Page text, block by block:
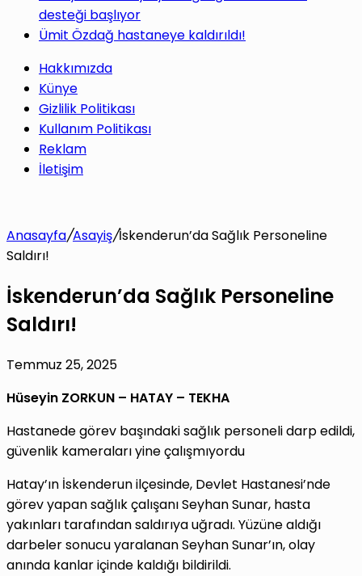
desteği başlıyor
Ümit Özdağ hastaneye kaldırıldı!
Hakkımızda
Künye
Gizlilik Politikası
Kullanım Politikası
Reklam
İletişim
Anasayfa/Asayiş/İskenderun’da Sağlık Personeline
Saldırı!
İskenderun’da Sağlık Personeline
Saldırı!
Temmuz 25, 2025
Hüseyin ZORKUN – HATAY – TEKHA
Hastanede görev başındaki sağlık personeli darp edildi,
güvenlik kameraları yine çalışmıyordu
Hatay’ın İskenderun ilçesinde, Devlet Hastanesi’nde
görev yapan sağlık çalışanı Seyhan Sunar, hasta
yakınları tarafından saldırıya uğradı. Yüzüne aldığı
darbeler sonucu yaralanan Seyhan Sunar’ın, olay
anında kanlar içinde kaldığı bildirildi.